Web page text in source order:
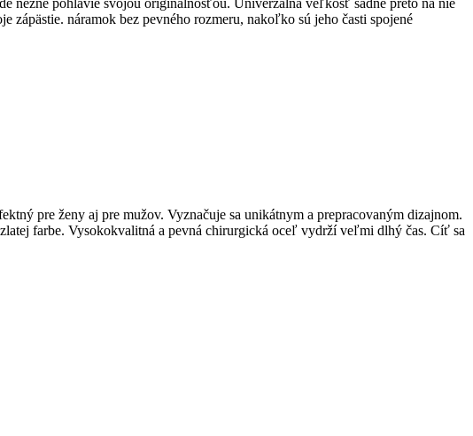
nežné pohlavie svojou originálnosťou. Univerzálna veľkosť sadne preto na nie
zápästie. náramok bez pevného rozmeru, nakoľko sú jeho časti spojené
pre ženy aj pre mužov. Vyznačuje sa unikátnym a prepracovaným dizajnom.
farbe. Vysokokvalitná a pevná chirurgická oceľ vydrží veľmi dlhý čas. Cíť sa